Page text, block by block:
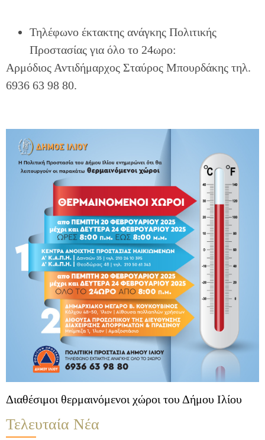
Τηλέφωνο έκτακτης ανάγκης Πολιτικής
Προστασίας για όλο το 24ωρο:
Αρμόδιος Αντιδήμαρχος Σταύρος Μπουρδάκης τηλ.
6936 63 98 80.
Διαθέσιμοι θερμαινόμενοι χώροι του Δήμου Ιλίου
Τελευταία Νέα